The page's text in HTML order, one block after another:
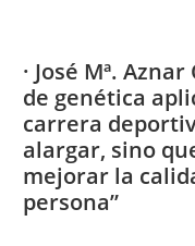
· José Mª.
de genética
carrera
alargar, sino
mejorar la
persona”